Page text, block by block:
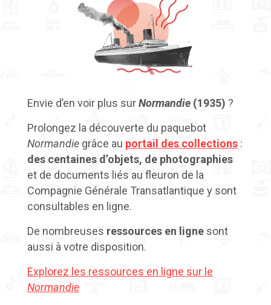
Envie d’en voir plus surNormandie (1935) ?
Prolongez la découverte du paquebot
Normandie grâce au portail des collections :
des centaines d’objets, de photographies
et de documents liés au fleuron de la
Compagnie Générale Transatlantique y sont
consultables en ligne.
De nombreuses ressources en ligne sont
aussi à votre disposition.
Explorez les ressources en ligne sur le
Normandie